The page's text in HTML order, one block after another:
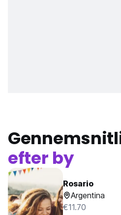
efter by
Rosario
Argentina
€11.70